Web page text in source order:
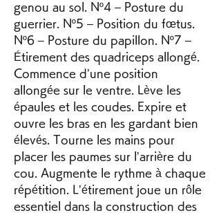
genou au sol. Nº4 – Posture du
guerrier. Nº5 – Position du fœtus.
Nº6 – Posture du papillon. Nº7 –
Étirement des quadriceps allongé.
Commence d’une position
allongée sur le ventre. Lève les
épaules et les coudes. Expire et
ouvre les bras en les gardant bien
élevés. Tourne les mains pour
placer les paumes sur l’arrière du
cou. Augmente le rythme à chaque
répétition. L’étirement joue un rôle
essentiel dans la construction des